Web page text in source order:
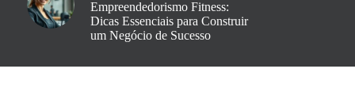
Empreendedorismo Fitness:
Dicas Essenciais para Construir
um Negócio de Sucesso